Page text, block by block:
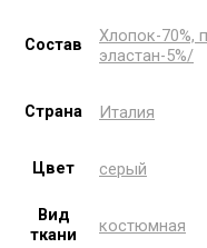
Состав
Хлопок-70%,
эластан-5%/
Страна Италия
Цвет серый
Вид
ткани
костюмная